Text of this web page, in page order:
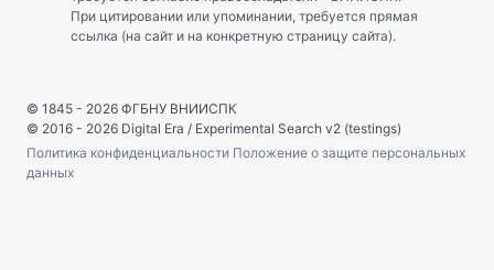
При цитировании или упоминании, требуется прямая
ссылка (на сайт и на конкретную страницу сайта).
© 1845 - 2026 ФГБНУ ВНИИСПК
© 2016 - 2026 Digital Era / Experimental Search v2 (testings)
Политика конфиденциальности Положение о защите персональных
данных